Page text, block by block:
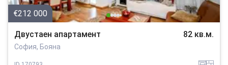
€212 000
Двустаен апартамент 82 кв.м.
София, Бояна